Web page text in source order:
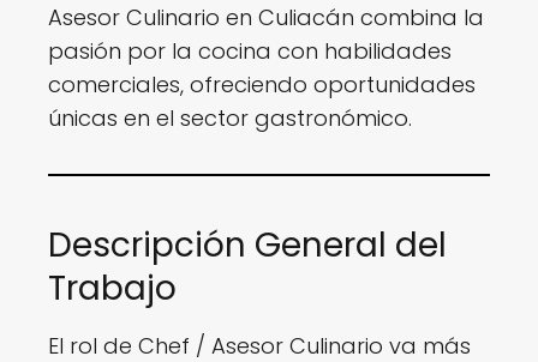
Asesor Culinario en Culiacán combina la
pasión por la cocina con habilidades
comerciales, ofreciendo oportunidades
únicas en el sector gastronómico.
Descripción General del
Trabajo
El rol de Chef / Asesor Culinario va más